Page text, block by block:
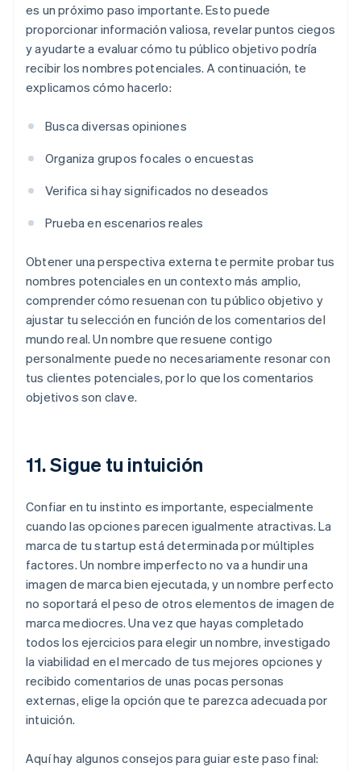
es un próximo paso importante. Esto puede
proporcionar información valiosa, revelar puntos ciegos
y ayudarte a evaluar cómo tu público objetivo podría
recibir los nombres potenciales. A continuación, te
explicamos cómo hacerlo:
Busca diversas opiniones
Organiza grupos focales o encuestas
Verifica si hay significados no deseados
Prueba en escenarios reales
Obtener una perspectiva externa te permite probar tus
nombres potenciales en un contexto más amplio,
comprender cómo resuenan con tu público objetivo y
ajustar tu selección en función de los comentarios del
mundo real. Un nombre que resuene contigo
personalmente puede no necesariamente resonar con
tus clientes potenciales, por lo que los comentarios
objetivos son clave.
11. Sigue tu intuición
Confiar en tu instinto es importante, especialmente
cuando las opciones parecen igualmente atractivas. La
marca de tu startup está determinada por múltiples
factores. Un nombre imperfecto no va a hundir una
imagen de marca bien ejecutada, y un nombre perfecto
no soportará el peso de otros elementos de imagen de
marca mediocres. Una vez que hayas completado
todos los ejercicios para elegir un nombre, investigado
la viabilidad en el mercado de tus mejores opciones y
recibido comentarios de unas pocas personas
externas, elige la opción que te parezca adecuada por
intuición.
Aquí hay algunos consejos para guiar este paso final: